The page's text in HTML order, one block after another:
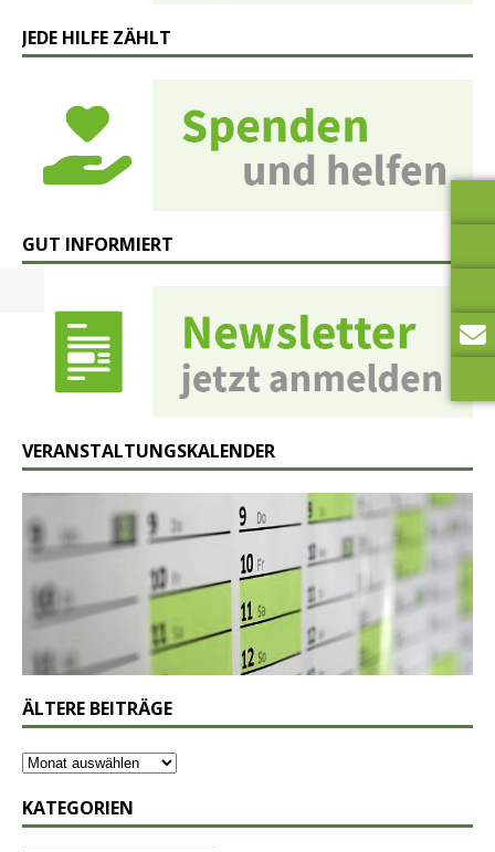
JEDE HILFE ZÄHLT
GUT INFORMIERT
VERANSTALTUNGSKALENDER
ÄLTERE BEITRÄGE
KATEGORIEN